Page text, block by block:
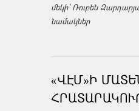
մեկի՝ Ռուբեն
նամակներ
«ՎԷՄ»Ի